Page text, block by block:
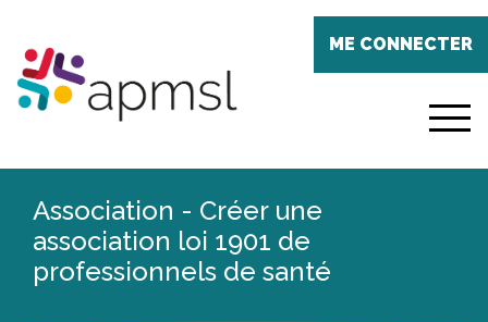
contenu
principal
ME CONNECTER
menu
Association - Créer une
association loi 1901 de
professionnels de santé